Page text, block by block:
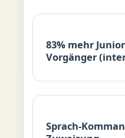
83% mehr
Vorgänger
Sprach-